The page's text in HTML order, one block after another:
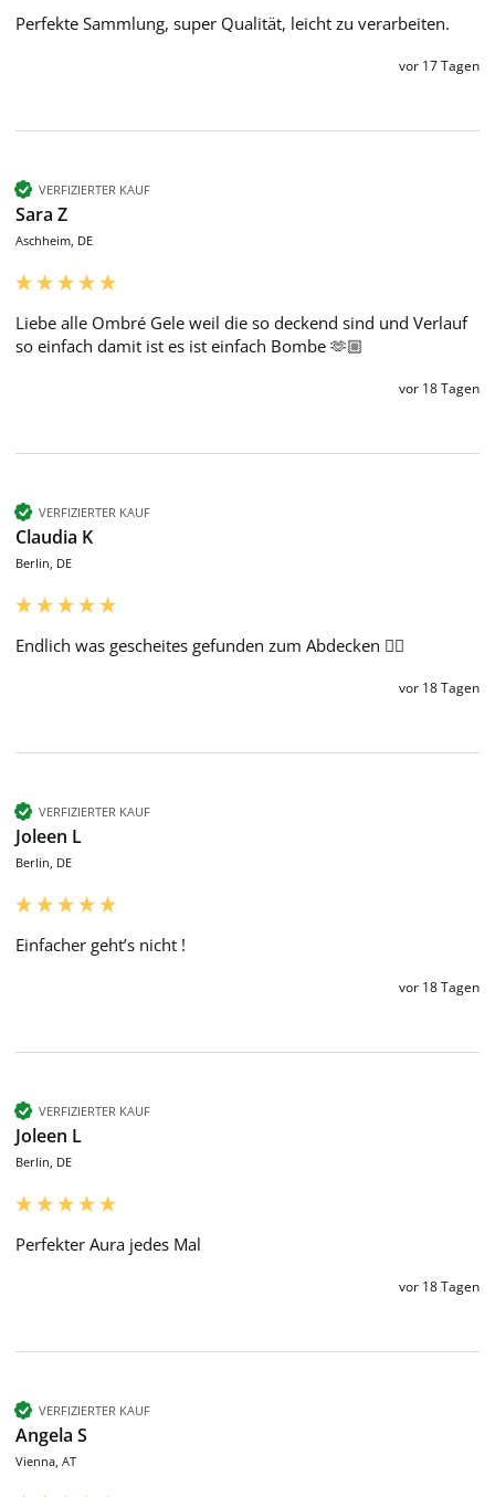
Perfekte Sammlung, super Qualität, leicht zu verarbeiten.
vor 17 Tagen
VERFIZIERTER KAUF
Sara Z
Aschheim, DE
Liebe alle Ombré Gele weil die so deckend sind und Verlauf
so einfach damit ist es ist einfach Bombe 🫶🏼
vor 18 Tagen
VERFIZIERTER KAUF
Claudia K
Berlin, DE
Endlich was gescheites gefunden zum Abdecken 👍🏼
vor 18 Tagen
VERFIZIERTER KAUF
Joleen L
Berlin, DE
Einfacher geht’s nicht !
vor 18 Tagen
VERFIZIERTER KAUF
Joleen L
Berlin, DE
Perfekter Aura jedes Mal
vor 18 Tagen
VERFIZIERTER KAUF
Angela S
Vienna, AT